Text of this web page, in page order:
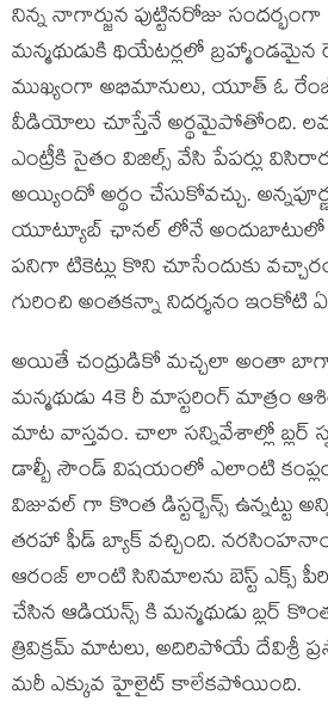
నిన్న నాగార్జున పుట్టినరోజు సందర్భంగా
మన్మథుడుకి థియేటర్లలో బ్రహ్మాండమైన
ముఖ్యంగా అభిమానులు, యూత్ ఓ
వీడియోలు చూస్తేనే అర్థమైపోతోంది.
ఎంట్రీకి సైతం విజిల్స్ వేసి పేపర్లు
అయ్యిందో అర్థం చేసుకోవచ్చు.
యూట్యూబ్ ఛానల్ లోనే అందుబాటులో
పనిగా టికెట్లు కొని చూసేందుకు
గురించి అంతకన్నా నిదర్శనం ఇంకోటి
అయితే చంద్రుడికో మచ్చలా అంతా
మన్మథుడు 4కె రీ మాస్టరింగ్ మాత్రం
మాట వాస్తవం. చాలా సన్నివేశాల్లో బ్లర్
డాల్బీ సౌండ్ విషయంలో ఎలాంటి
విజువల్ గా కొంత డిస్టర్బెన్స్ ఉన్నట్టు
తరహా ఫీడ్ బ్యాక్ వచ్చింది.
ఆరంజ్ లాంటి సినిమాలను బెస్ట్ ఎక్స్
చేసిన ఆడియన్స్ కి మన్మథుడు బ్లర్
త్రివిక్రమ్ మాటలు, అదిరిపోయే దేవిశ్రీ
మరీ ఎక్కువ హైలైట్ కాలేకపోయింది.